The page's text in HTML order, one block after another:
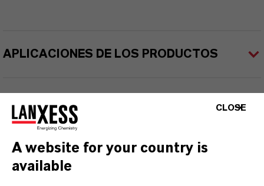
APLICACIONES DE LOS PRODUCTOS
PRODUCT DATA SHEETS
Aquí puedes descargar las fichas técnicas de los
CLOSE
A website for your country is
available